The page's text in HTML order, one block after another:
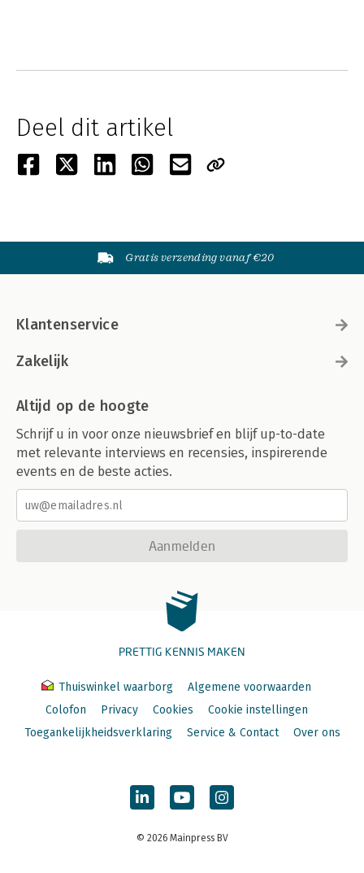
Deel dit artikel
Gratis verzending vanaf €20
Klantenservice
Zakelijk
Altijd op de hoogte
Schrijf u in voor onze nieuwsbrief en blijf up-to-date
met relevante interviews en recensies, inspirerende
events en de beste acties.
Aanmelden
PRETTIG KENNIS MAKEN
Thuiswinkel waarborg
Algemene voorwaarden
Colofon
Privacy Cookies
Cookie instellingen
Toegankelijkheidsverklaring
Service & Contact Over ons
© 2026 Mainpress BV